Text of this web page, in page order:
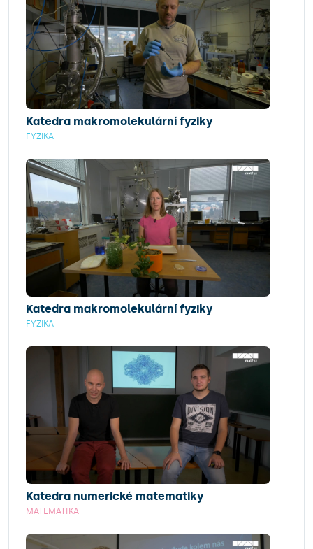
Katedra makromolekulární fyziky
FYZIKA
Katedra makromolekulární fyziky
FYZIKA
Katedra numerické matematiky
MATEMATIKA